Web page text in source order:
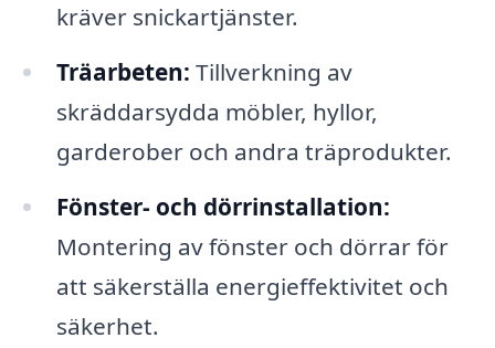
kräver snickartjänster.
Träarbeten: Tillverkning av
skräddarsydda möbler, hyllor,
garderober och andra träprodukter.
Fönster- och dörrinstallation:
Montering av fönster och dörrar för
att säkerställa energieffektivitet och
säkerhet.